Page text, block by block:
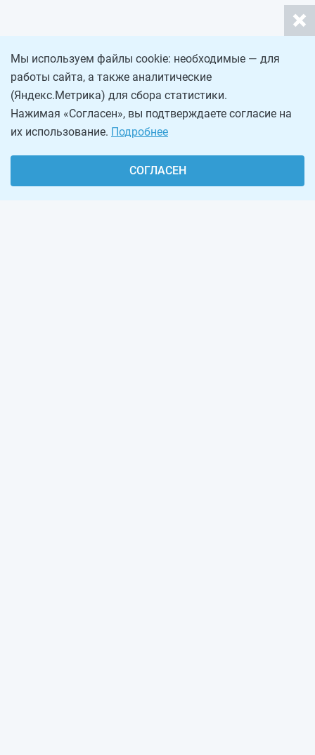
Мы используем файлы cookie: необходимые — для
работы сайта, а также аналитические
(Яндекс.Метрика) для сбора статистики.
Нажимая «Согласен», вы подтверждаете согласие на
их использование. Подробнее
СОГЛАСЕН